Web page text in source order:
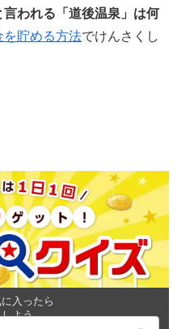
言われる「道後温泉」は何
を貯める方法でけんさくし
入ったら
よう